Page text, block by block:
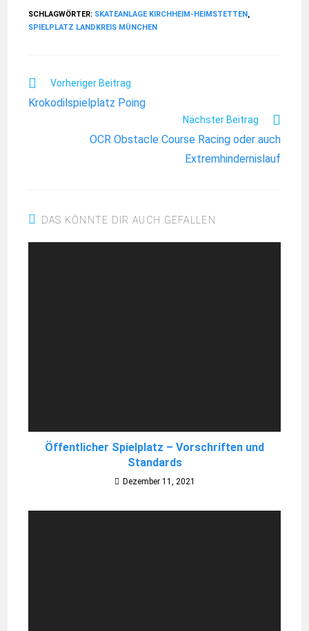
SCHLAGWÖRTER: SKATEANLAGE KIRCHHEIM-HEIMSTETTEN,
SPIELPLATZ LANDKREIS MÜNCHEN
Vorheriger Beitrag
Krokodilspielplatz Poing
Nächster Beitrag
OCR Obstacle Course Racing oder auch
Extremhindernislauf
DAS KÖNNTE DIR AUCH GEFALLEN
Öffentlicher Spielplatz – Vorschriften und
Standards
Dezember 11, 2021